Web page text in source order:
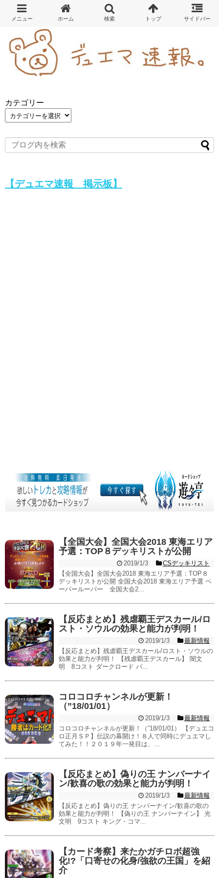
カテゴリー
【デュエマ速報 掲示板】
【全国大会】全国大会2018 東海エリア
予選：TOP８デッキリストが公開
2019/1/3
CSデッキリスト
【全国大会】全国大会2018 東海エリア予選：TOP８
デッキリストが公開 全国大会2018 東海エリア予選 ペ
ーパールーパー 全国大会2...
【反応まとめ】残虐覇王デスカール/ロ
スト・ソウルの効果と能力が判明！
2019/1/3
最新情報
【反応まとめ】残虐覇王デスカール/ロスト・ソウルの
効果と能力が判明！ 【残虐覇王デスカール】 闇文
明 8コスト ダークロード パ...
コロコロチャンネルが更新！
（”18/01/01）
2019/1/3
最新情報
コロコロチャンネルが更新！（”18/01/01） 【デュエコ
ロ正月ＳＰ】伝説の幕開け！８人で同時にデュエマし
てみた！！２０１９年一発目は、...
【反応まとめ】偽りの王 ナンバーナイ
ン/歓喜の歌の効果と能力が判明！
2019/1/3
最新情報
【反応まとめ】偽りの王 ナンバーナイン/歓喜の歌の
効果と能力が判明！ 【偽りの王 ナンバーナイン】 光
文明 9コスト キング・コマ...
【カード考察】来たかガチロボ超強
化!?「口寄せの化身/強欲の王国」を紹
介